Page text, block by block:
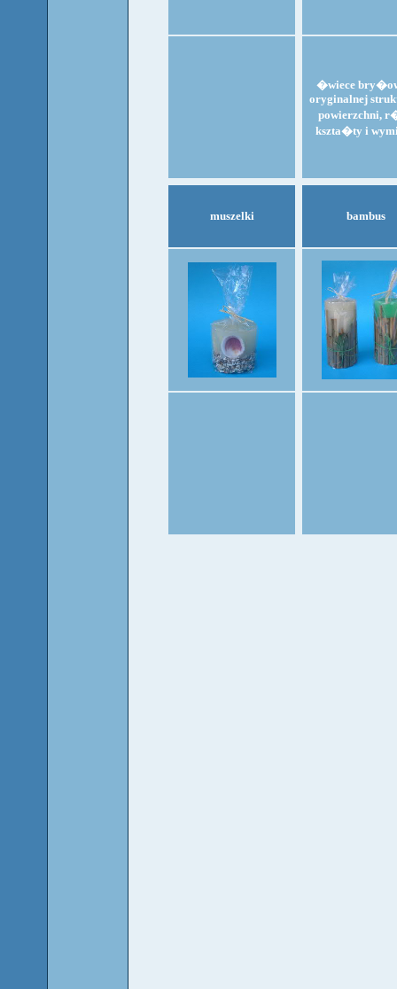
�wiece
oryginalnej
powierzchni,
kszta�ty i
muszelki bambus